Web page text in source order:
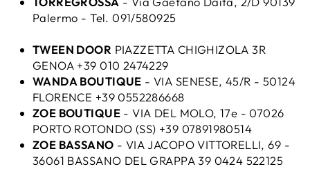
Palermo - Tel. 091/580925
TWEEN DOOR PIAZZETTA CHIGHIZOLA 3R
GENOA +39 010 2474229
WANDA BOUTIQUE - VIA SENESE, 45/R - 50124
FLORENCE +39 0552286668
ZOE BOUTIQUE- VIA DEL MOLO, 17e - 07026
PORTO ROTONDO (SS) +39 07891980514
ZOE BASSANO - VIA JACOPO VITTORELLI, 69 -
36061 BASSANO DEL GRAPPA 39 0424 522125